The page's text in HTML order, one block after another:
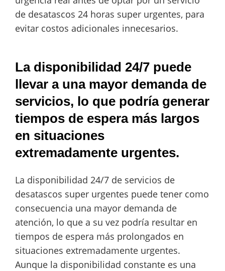
de desatascos 24 horas super urgentes, para
evitar costos adicionales innecesarios.
La disponibilidad 24/7 puede
llevar a una mayor demanda de
servicios, lo que podría generar
tiempos de espera más largos
en situaciones
extremadamente urgentes.
La disponibilidad 24/7 de servicios de
desatascos super urgentes puede tener como
consecuencia una mayor demanda de
atención, lo que a su vez podría resultar en
tiempos de espera más prolongados en
situaciones extremadamente urgentes.
Aunque la disponibilidad constante es una